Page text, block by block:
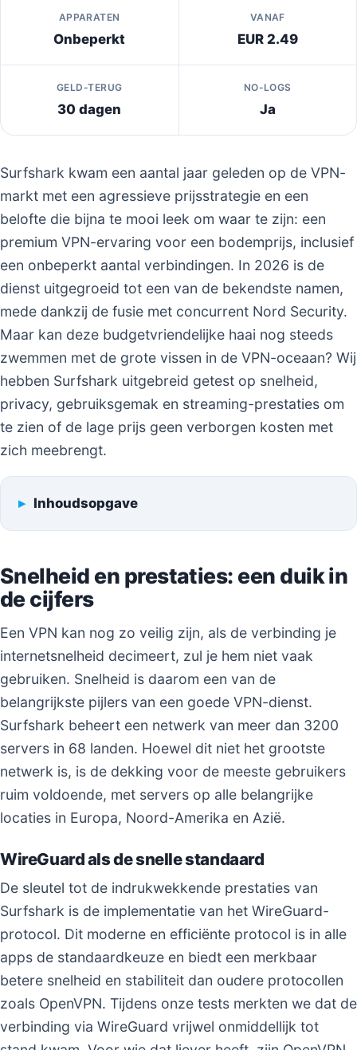
APPARATEN
Onbeperkt
VANAF
EUR 2.49
GELD-TERUG
30 dagen
NO-LOGS
Ja
Surfshark kwam een aantal jaar geleden op de VPN-
markt met een agressieve prijsstrategie en een
belofte die bijna te mooi leek om waar te zijn: een
premium VPN-ervaring voor een bodemprijs, inclusief
een onbeperkt aantal verbindingen. In 2026 is de
dienst uitgegroeid tot een van de bekendste namen,
mede dankzij de fusie met concurrent Nord Security.
Maar kan deze budgetvriendelijke haai nog steeds
zwemmen met de grote vissen in de VPN-oceaan? Wij
hebben Surfshark uitgebreid getest op snelheid,
privacy, gebruiksgemak en streaming-prestaties om
te zien of de lage prijs geen verborgen kosten met
zich meebrengt.
Inhoudsopgave
Snelheid en prestaties: een duik in
de cijfers
Een VPN kan nog zo veilig zijn, als de verbinding je
internetsnelheid decimeert, zul je hem niet vaak
gebruiken. Snelheid is daarom een van de
belangrijkste pijlers van een goede VPN-dienst.
Surfshark beheert een netwerk van meer dan 3200
servers in 68 landen. Hoewel dit niet het grootste
netwerk is, is de dekking voor de meeste gebruikers
ruim voldoende, met servers op alle belangrijke
locaties in Europa, Noord-Amerika en Azië.
WireGuard als de snelle standaard
De sleutel tot de indrukwekkende prestaties van
Surfshark is de implementatie van het WireGuard-
protocol. Dit moderne en efficiënte protocol is in alle
apps de standaardkeuze en biedt een merkbaar
betere snelheid en stabiliteit dan oudere protocollen
zoals OpenVPN. Tijdens onze tests merkten we dat de
verbinding via WireGuard vrijwel onmiddellijk tot